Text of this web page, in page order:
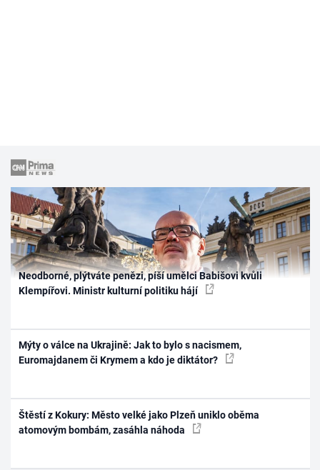
Neodborné, plýtváte penězi, píší umělci Babišovi kvůli
Klempířovi. Ministr kulturní politiku hájí
Mýty o válce na Ukrajině: Jak to bylo s nacismem,
Euromajdanem či Krymem a kdo je diktátor?
Štěstí z Kokury: Město velké jako Plzeň uniklo oběma
atomovým bombám, zasáhla náhoda